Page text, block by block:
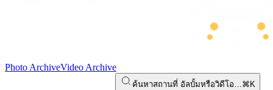
Photo ArchiveVideo Archive
ค้นหาสถานที่ อัลบั้มหรือวิดีโอ…⌘K